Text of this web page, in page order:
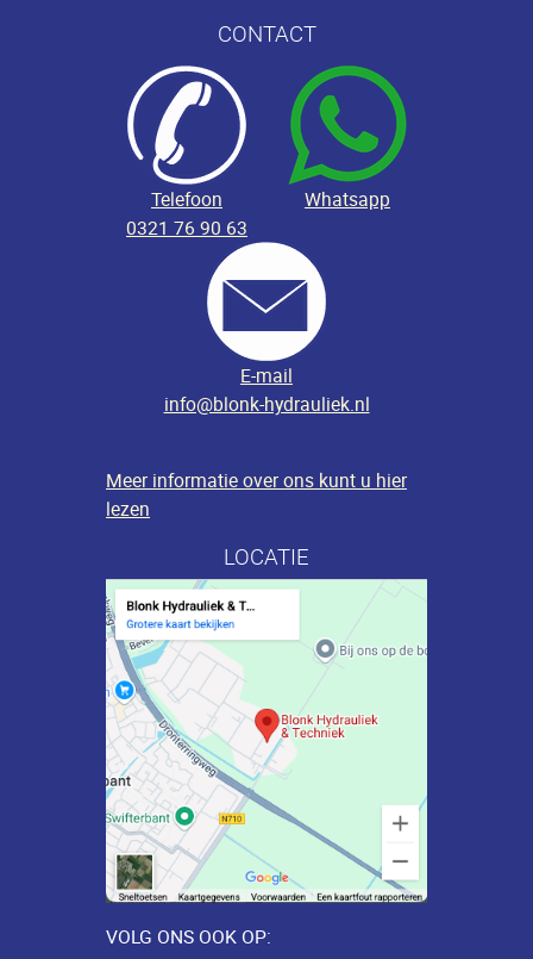
CONTACT
Telefoon
Whatsapp
0321 76 90 63
E-mail
info@blonk-hydrauliek.nl
Meer informatie over ons kunt u hier
lezen
LOCATIE
VOLG ONS OOK OP: